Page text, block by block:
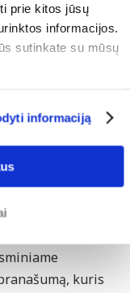
prie kitos jūsų
informacijos.
sutinkate su mūsų
informaciją
išteklių ir
skolų
kuris